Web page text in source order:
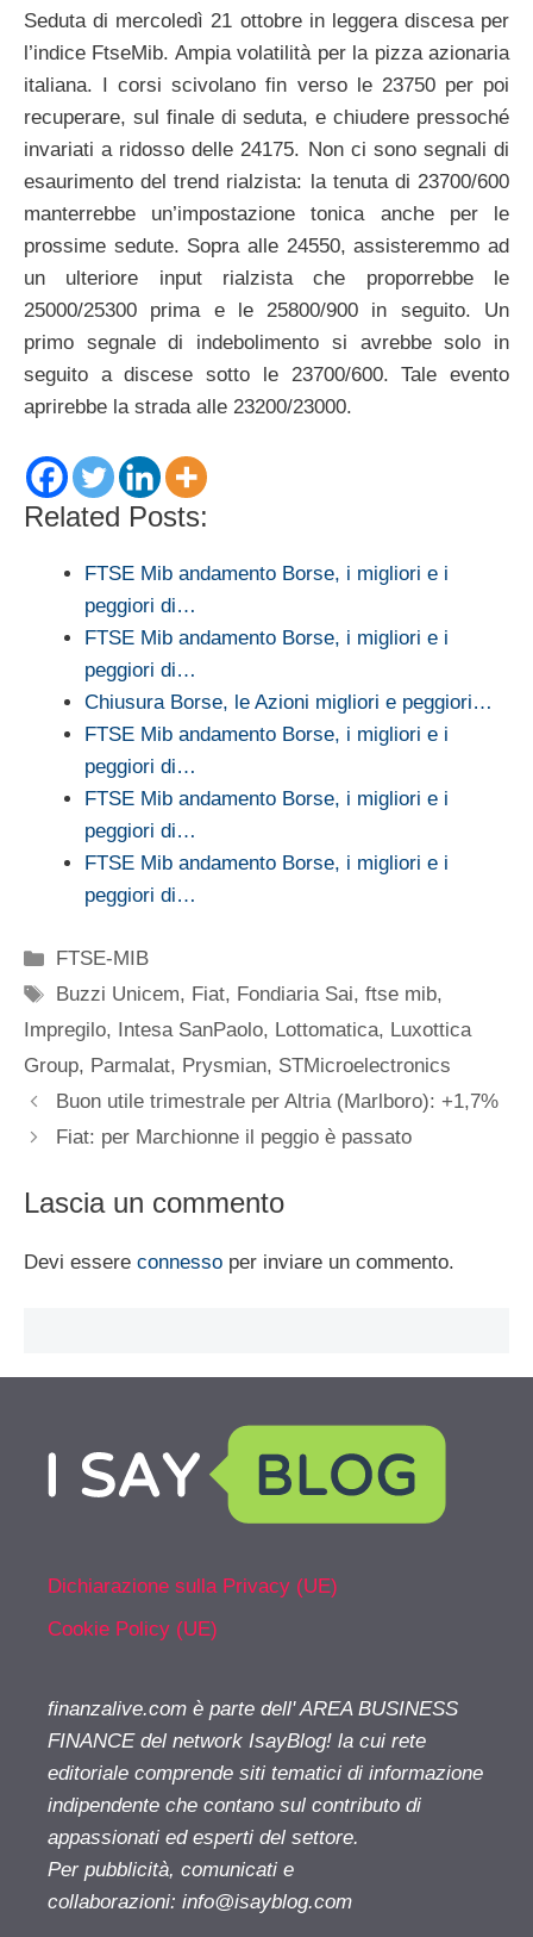
Seduta di mercoledì 21 ottobre in leggera discesa per
l’indice FtseMib. Ampia volatilità per la pizza azionaria
italiana. I corsi scivolano fin verso le 23750 per poi
recuperare, sul finale di seduta, e chiudere pressoché
invariati a ridosso delle 24175. Non ci sono segnali di
esaurimento del trend rialzista: la tenuta di 23700/600
manterrebbe un’impostazione tonica anche per le
prossime sedute. Sopra alle 24550, assisteremmo ad
un ulteriore input rialzista che proporrebbe le
25000/25300 prima e le 25800/900 in seguito. Un
primo segnale di indebolimento si avrebbe solo in
seguito a discese sotto le 23700/600. Tale evento
aprirebbe la strada alle 23200/23000.
Related Posts:
FTSE Mib andamento Borse, i migliori e i
peggiori di…
FTSE Mib andamento Borse, i migliori e i
peggiori di…
Chiusura Borse, le Azioni migliori e peggiori…
FTSE Mib andamento Borse, i migliori e i
peggiori di…
FTSE Mib andamento Borse, i migliori e i
peggiori di…
FTSE Mib andamento Borse, i migliori e i
peggiori di…
Categorie
FTSE-MIB
Tag
Buzzi Unicem, Fiat, Fondiaria Sai,ftse mib,
Impregilo, Intesa SanPaolo, Lottomatica, Luxottica
Group, Parmalat, Prysmian, STMicroelectronics
Buon utile trimestrale per Altria (Marlboro): +1,7%
Fiat: per Marchionne il peggio è passato
Lascia un commento
Devi essere connesso per inviare un commento.
Dichiarazione sulla Privacy (UE)
Cookie Policy (UE)
finanzalive.com è parte dell' AREA BUSINESS
FINANCE del network IsayBlog! la cui rete
editoriale comprende siti tematici di informazione
indipendente che contano sul contributo di
appassionati ed esperti del settore.
Per pubblicità, comunicati e
collaborazioni: info@isayblog.com